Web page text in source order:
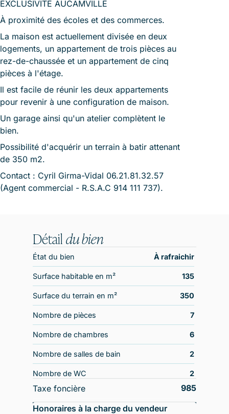
EXCLUSIVITÉ AUCAMVILLE
À proximité des écoles et des commerces.
La maison est actuellement divisée en deux
logements, un appartement de trois pièces au
rez-de-chaussée et un appartement de cinq
pièces à l'étage.
Il est facile de réunir les deux appartements
pour revenir à une configuration de maison.
Un garage ainsi qu'un atelier complètent le
bien.
Possibilité d'acquérir un terrain à batir attenant
de 350 m2.
Contact : Cyril Girma-Vidal 06.21.81.32.57
(Agent commercial - R.S.A.C 914 111 737).
Détaildu bien
État du bien À rafraichir
Surface habitable en m² 135
Surface du terrain en m² 350
Nombre de pièces 7
Nombre de chambres 6
Nombre de salles de bain 2
Nombre de WC 2
Taxe foncière 985
Honoraires à la charge du vendeur